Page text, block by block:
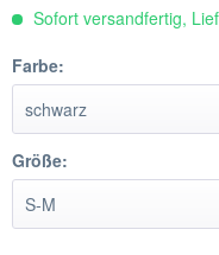
Sofort versandfertig,
Farbe:
Größe: